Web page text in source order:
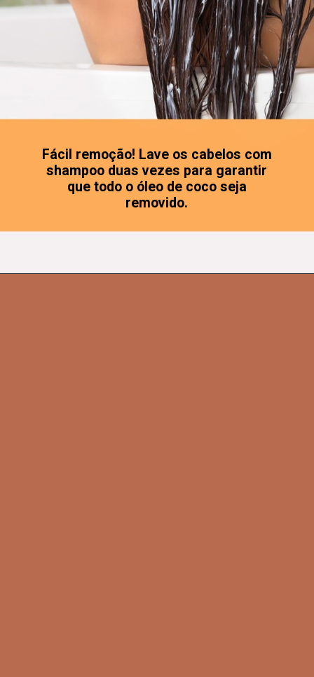
Fácil remoção! Lave os cabelos com
shampoo duas vezes para garantir
que todo o óleo de coco seja
removido.